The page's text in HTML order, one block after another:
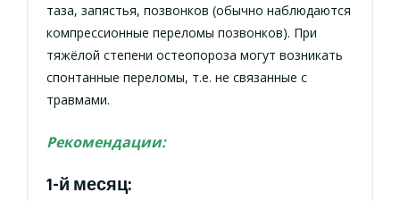
таза, запястья, позвонков (обычно наблюдаются
компрессионные переломы позвонков). При
тяжёлой степени остеопороза могут возникать
спонтанные переломы, т.е. не связанные с
травмами.
Рекомендации:
1-й месяц: